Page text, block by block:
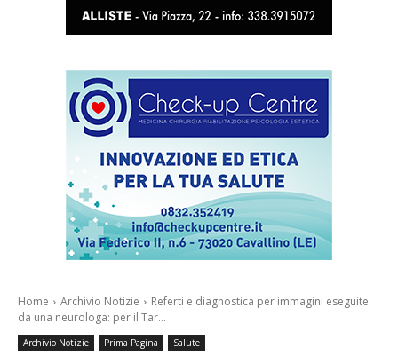
Home Archivio Notizie
Referti e diagnostica per immagini eseguite
da una neurologa: per il Tar...
Archivio Notizie Prima Pagina Salute